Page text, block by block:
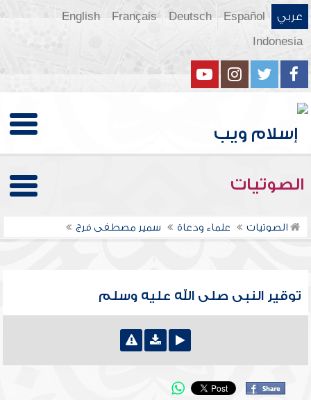
عربي Español
Deutsch
Français
English
Indonesia
الصوتيات
الصوتيات علماء ودعاة سمير مصطفى فرج
توقير النبى صلى الله عليه وسلم